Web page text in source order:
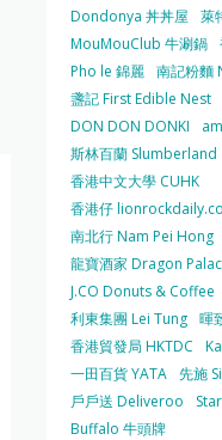
Dondonya 丼丼屋
萊
MouMouClub 牛涮鍋
Pho le 錦麗 南記粉麵
盞記 First Edible Nest
DON DON DONKI
斯林百蘭 Slumberland
香港中文大學 CUHK
香港仔
南北行 Nam Pei Hong
龍寶酒家 Dragon
J.CO Donuts & Coffee
利東集團 Lei Tung 暉
香港貿發局 HKTDC
一田百貨 YATA 先施
戶戶送 Deliveroo
Buffalo 牛頭牌